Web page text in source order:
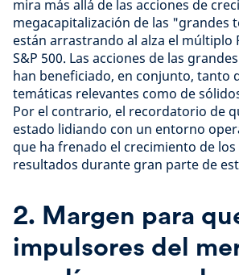
mira más allá de las acciones de
megacapitalización de las "grandes
están arrastrando al alza el múltiplo
S&P 500. Las acciones de las
han beneficiado, en conjunto, tanto
temáticas relevantes como de
Por el contrario, el recordatorio de
estado lidiando con un entorno
que ha frenado el crecimiento de
resultados durante gran parte de
2. Margen para
impulsores del